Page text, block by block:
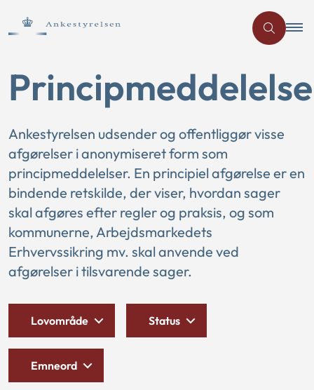
Ankestyrelsen udsender og offentliggør visse
afgørelser i anonymiseret form som
principmeddelelser. En principiel afgørelse er en
bindende retskilde, der viser, hvordan sager
skal afgøres efter regler og praksis, og som
kommunerne, Arbejdsmarkedets
Erhvervssikring mv. skal anvende ved
afgørelser i tilsvarende sager.
Lovområde Status
Emneord